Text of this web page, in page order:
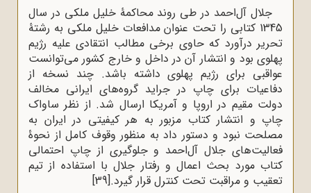
جلال آل‌احمد در طی روند محاکمۀ خلیل ملکی در سال
1345 کتابی را تحت عنوان مدافعات خلیل ملکی به رشتۀ
تحریر درآورد که حاوی برخی مطالب انتقادی علیه رژیم
پهلوی بود و انتشار آن در داخل و خارج کشور می‌توانست
عواقبی برای رژیم پهلوی داشته باشد. چند نسخه از
دفاعیات برای چاپ در جراید گروه‌های ایرانی مخالف
دولت مقیم در اروپا و آمریکا ارسال شد. از نظر ساواک
چاپ و انتشار کتاب مزبور به هر کیفیتی در ایران به
مصلحت نبود و دستور داد به منظور وقوف کامل از نحوۀ
فعالیت‌های جلال آل‌احمد و جلوگیری از چاپ احتمالی
کتاب مورد بحث اعمال و رفتار جلال با استفاده از تیم
تعقیب و مراقبت تحت کنترل قرار گیرد.[39]